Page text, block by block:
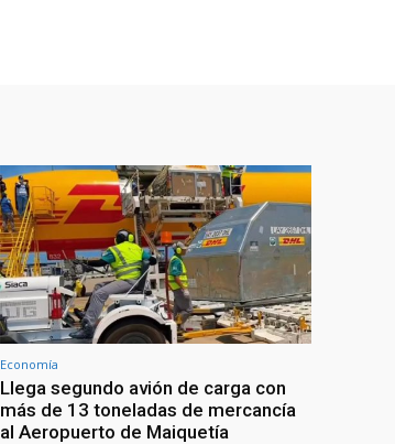
Economía
Llega segundo avión de carga con
más de 13 toneladas de mercancía
al Aeropuerto de Maiquetía